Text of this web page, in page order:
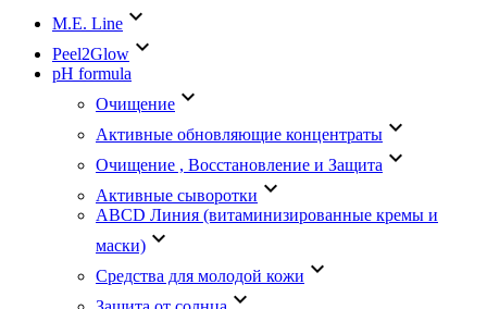
M.E. Line keyboard_arrow_down
Peel2Glow keyboard_arrow_down
pH formula
Очищение keyboard_arrow_down
Активные обновляющие концентраты keyboard_arrow_down
Очищение , Восстановление и Защита keyboard_arrow_down
Активные сыворотки keyboard_arrow_down
АВСD Линия (витаминизированные кремы и
маски) keyboard_arrow_down
Средства для молодой кожи keyboard_arrow_down
keyboard_arrow_down